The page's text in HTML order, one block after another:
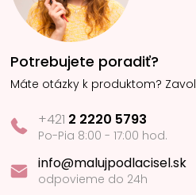
Potrebujete poradiť?
Máte otázky k produktom?
+421 2 2220 5793
Po-Pia 8:00 - 17:00 hod.
info@malujpodlacisel.sk
odpovieme do 24h